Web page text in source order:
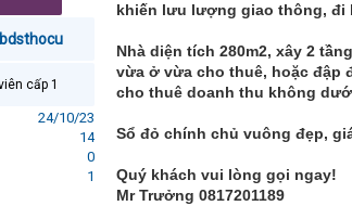
cấp 1
24/10/23
14
0
1
khiến lưu lượng giao thông, đi
Nhà diện tích 280m2, xây 2
vừa ở vừa cho thuê, hoặc đập
cho thuê doanh thu không
Sổ đỏ chính chủ vuông đẹp,
Quý khách vui lòng gọi ngay!
Mr Trưởng 0817201189